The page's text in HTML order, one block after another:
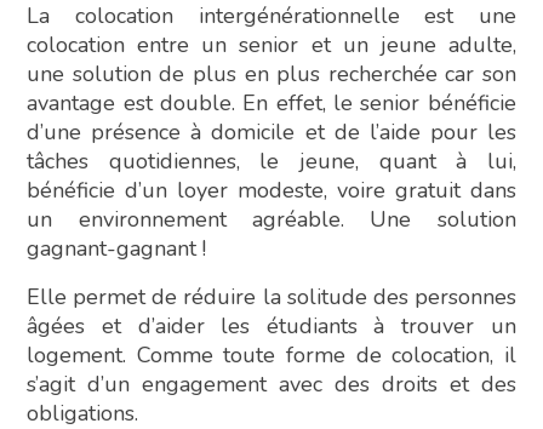
La colocation intergénérationnelle est une
colocation entre un senior et un jeune adulte,
une solution de plus en plus recherchée car son
avantage est double. En effet, le senior bénéficie
d’une présence à domicile et de l’aide pour les
tâches quotidiennes, le jeune, quant à lui,
bénéficie d’un loyer modeste, voire gratuit dans
un environnement agréable. Une solution
gagnant-gagnant !
Elle permet de réduire la solitude des personnes
âgées et d’aider les étudiants à trouver un
logement. Comme toute forme de colocation, il
s’agit d’un engagement avec des droits et des
obligations.